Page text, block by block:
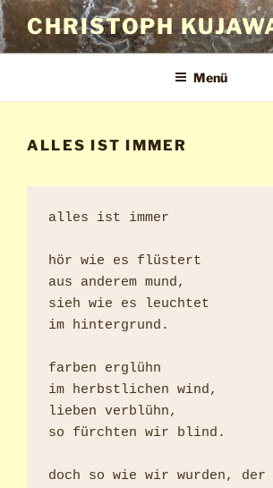
Zum
Inhalt
springen
CHRISTOPH
Menü
ALLES IST IMMER
alles ist immer
hör wie es flüstert
aus anderem mund,
sieh wie es leuchtet
im hintergrund.
farben erglühn
im herbstlichen wind,
lieben verblühn,
so fürchten wir blind.
doch so wie wir wurden, der